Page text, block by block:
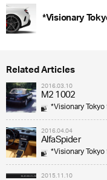
*Visionary
Related Articles
2016.03.10
M2 1002
*Visionary Tokyo
2016.04.04
AlfaSpider
*Visionary Tokyo
2015.11.10